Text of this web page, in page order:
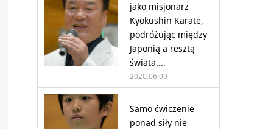
jako misjonarz
Kyokushin Karate,
podróżując między
Japonią a resztą
świata....
2020.06.09
Samo ćwiczenie
ponad siły nie